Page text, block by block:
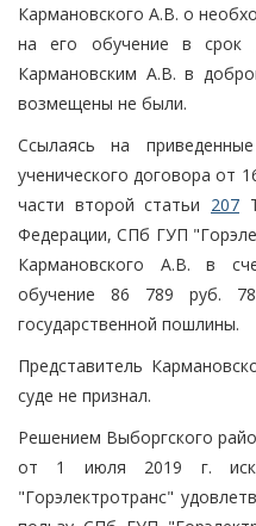
Кармановского А.В. о
на его обучение в
Кармановским А.В. в
возмещены не были.
Ссылаясь на
ученического договора от
части второй статьи 207
Федерации, СПб ГУП
Кармановского А.В. в
обучение 86 789 руб.
государственной пошлины.
Представитель
суде не признал.
Решением Выборгского
от 1 июля 2019 г.
"Горэлектротранс"